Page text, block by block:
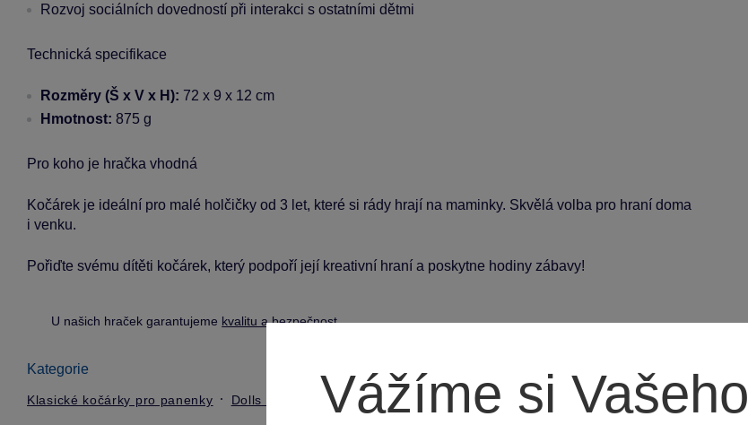
Rozvoj sociálních dovedností při interakci s ostatními dětmi
Technická specifikace
Rozměry (Š x V x H): 72 x 9 x 12 cm
Hmotnost: 875 g
Pro koho je hračka vhodná
Kočárek je ideální pro malé holčičky od 3 let, které si rády hrají na maminky. Skvělá volba pro hraní doma
i venku.
Pořiďte svému dítěti kočárek, který podpoří její kreativní hraní a poskytne hodiny zábavy!
U našich hraček garantujeme kvalitu a bezpečnost.
Kategorie
Klasické kočárky pro panenky Dolls World
Vážíme si Vašeho